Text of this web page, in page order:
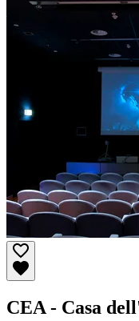
CEA - Casa